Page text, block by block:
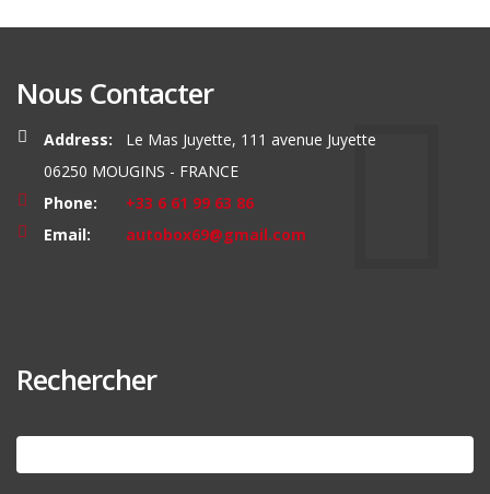
Nous Contacter
Address:
Le Mas Juyette, 111 avenue Juyette
06250 MOUGINS - FRANCE
Phone:
+33 6 61 99 63 86
Email:
autobox69@gmail.com
Rechercher
Search
for: